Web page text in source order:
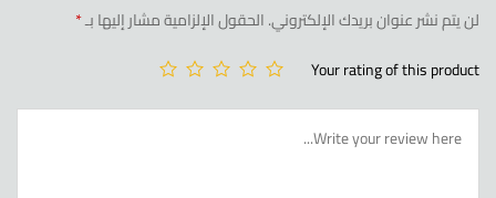
لن يتم نشر عنوان بريدك الإلكتروني.الحقول الإلزامية مشار إليها بـ*
Your rating of this product